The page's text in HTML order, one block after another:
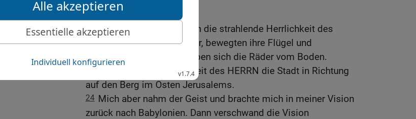
Gott verlässt Jerusalem
Die Kerubim, über denen die strahlende Herrlichkeit des
Gottes Israels zu sehen war, bewegten ihre Flügel und
zusammen mit ihnen erhoben sich die Räder vom Boden.
23
So verließ die Herrlichkeit des HERRN die Stadt in Richtung
auf den Berg im Osten Jerusalems.
24 Mich aber nahm der Geist und brachte mich in meiner Vision
zurück nach Babylonien. Dann verschwand die Vision